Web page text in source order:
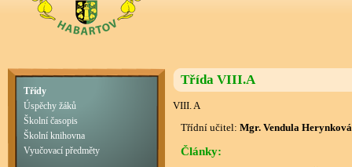
Třídy
Úspěchy žáků
Školní časopis
Školní knihovna
Vyučovací předměty
Třída VIII.A
VIII. A
Třídní učitel: Mgr. Vendula
Články: